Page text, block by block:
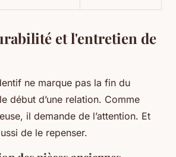
et l'entretien de
ne marque pas la fin du
début d’une relation. Comme
il demande de l’attention. Et
de le repenser.